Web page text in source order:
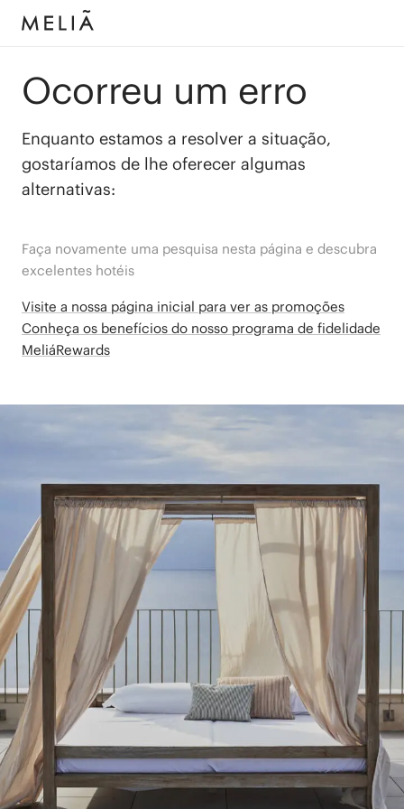
Ocorreu um erro
Enquanto estamos a resolver a situação,
gostaríamos de lhe oferecer algumas
alternativas:
Faça novamente uma pesquisa nesta página e descubra
excelentes hotéis
Visite a nossa página inicial para ver as promoções
Conheça os benefícios do nosso programa de fidelidade
MeliáRewards